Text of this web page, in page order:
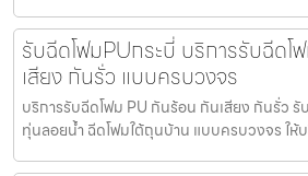
รับฉีดโฟมPUกระบี่ บริการรับฉีด
เสียง กันรั่ว แบบครบวงจร
บริการรับฉีดโฟม PU กันร้อน กันเสียง กันรั่ว รั
ทุ่นลอยน้ำ ฉีดโฟมใต้ถุนบ้าน แบบครบวงจร ให้